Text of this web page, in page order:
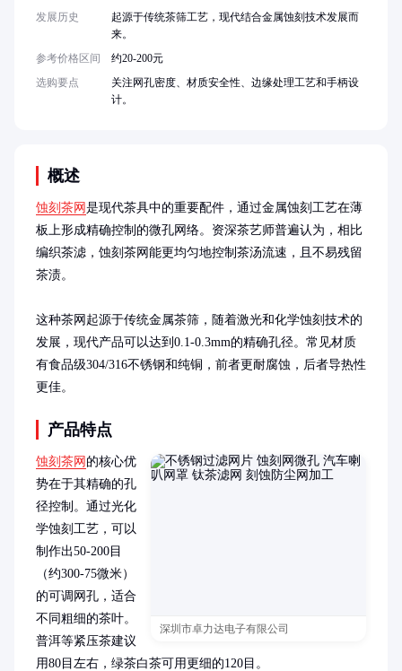
概述
蚀刻茶网 是现代茶具中的重要配件，通过金属蚀刻工艺在薄
板上形成精确控制的微孔网络。资深茶艺师普遍认为，相比
编织茶滤，蚀刻茶网能更均匀地控制茶汤流速，且不易残留
茶渍。
这种茶网起源于传统金属茶筛，随着激光和化学蚀刻技术的
发展，现代产品可以达到0.1-0.3mm的精确孔径。常见材质
有食品级304/316不锈钢和纯铜，前者更耐腐蚀，后者导热性
更佳。
产品特点
深圳市卓力达电子有限公司
蚀刻茶网 的核心优
势在于其精确的孔
径控制。通过光化
学蚀刻工艺，可以
制作出50-200目
（约300-75微米）
的可调网孔，适合
不同粗细的茶叶。
普洱等紧压茶建议
用80目左右，绿茶白茶可用更细的120目。
发展历史
起源于传统茶筛工艺，现代结合金属蚀刻技术发展而
来。
参考价格区间
约20-200元
选购要点
关注网孔密度、材质安全性、边缘处理工艺和手柄设
计。